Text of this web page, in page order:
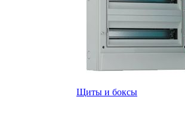
Щиты и боксы